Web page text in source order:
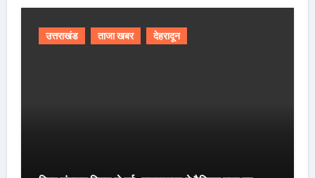
उत्तराखंड ताजा खबर देहरादून